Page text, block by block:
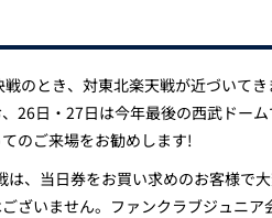
戦のとき、対東北楽天戦が近づいて
26日・27日は今年最後の西武ドー
のご来場をお勧めします!
は、当日券をお買い求めのお客様で
ざいません。ファンクラブジュニ